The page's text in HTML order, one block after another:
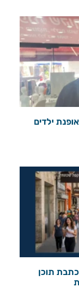
שנים של אופנת ילדים
תוכן